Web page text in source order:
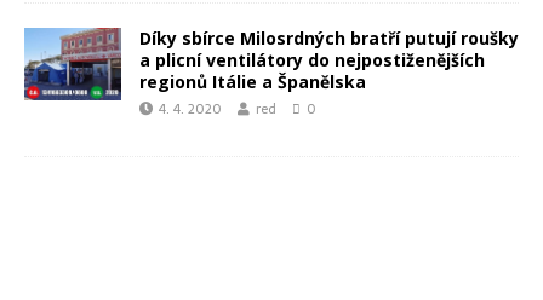
Díky sbírce Milosrdných bratří putují roušky
a plicní ventilátory do nejpostiženějších
regionů Itálie a Španělska
4. 4. 2020 red 0